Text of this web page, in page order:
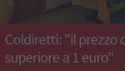
Coldiretti: "il prezzo
superiore a 1 euro"